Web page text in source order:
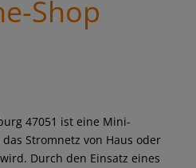
Shop
47051 ist eine Mini-
Stromnetz von Haus oder
Durch den Einsatz eines